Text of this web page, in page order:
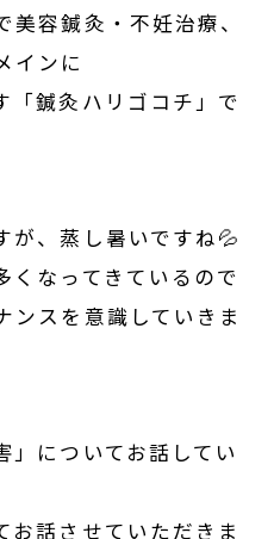
容鍼灸・不妊治療、
インに
「鍼灸ハリゴコチ」で
が、蒸し暑いですね💦
くなってきているので
ンスを意識していきま
」についてお話してい
お話させていただきま